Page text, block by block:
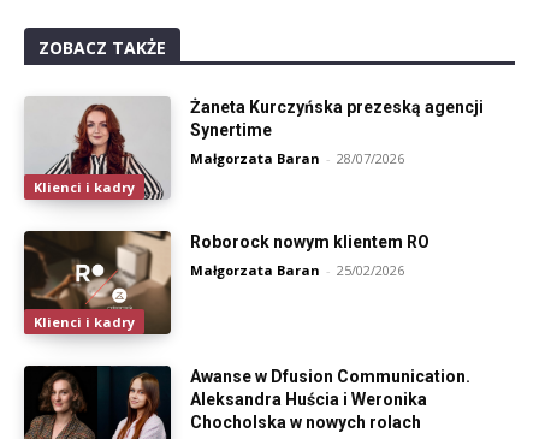
ZOBACZ TAKŻE
Klienci i kadry
Żaneta Kurczyńska prezeską agencji
Synertime
Małgorzata Baran - 28/07/2026
Klienci i kadry
Roborock nowym klientem RO
Małgorzata Baran - 25/02/2026
Awanse w Dfusion Communication.
Aleksandra Huścia i Weronika
Chocholska w nowych rolach